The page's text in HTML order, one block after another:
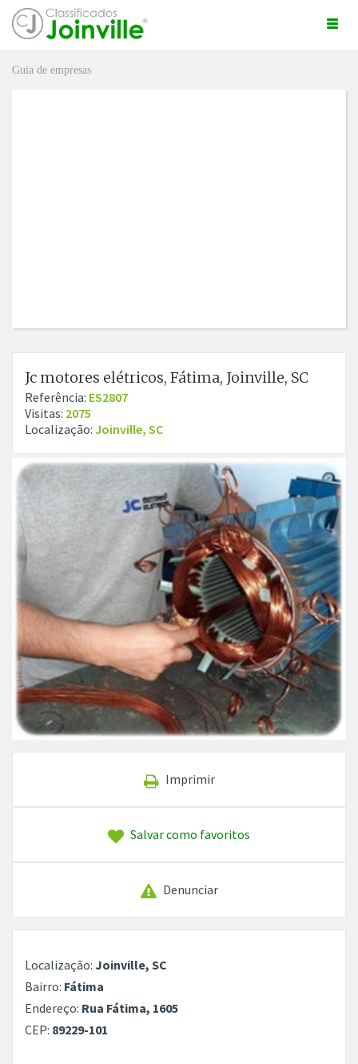
Guia de empresas
Jc motores elétricos, Fátima, Joinville, SC
Referência: ES2807
Visitas: 2075
Localização: Joinville, SC
Imprimir
Salvar como favoritos
Denunciar
Localização: Joinville, SC
Bairro: Fátima
Endereço: Rua Fátima, 1605
CEP: 89229-101
GRÁTIS